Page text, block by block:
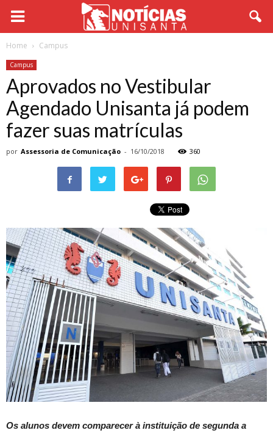
Home Campus
Campus
Aprovados no Vestibular
Agendado Unisanta já podem
fazer suas matrículas
por Assessoria de Comunicação - 16/10/2018 360
Os alunos devem comparecer à instituição de segunda a